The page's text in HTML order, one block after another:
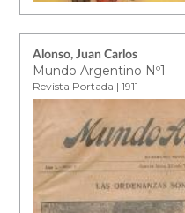
Alonso, Juan Carlos
Mundo Argentino Nº1
Revista Portada | 1911